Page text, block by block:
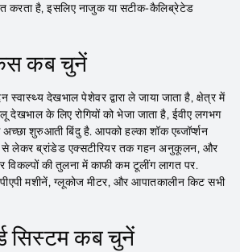
करता है, इसलिए नाजुक या सटीक-कैलिब्रेटेड
कब चुनें
देखभाल पेशेवर द्वारा ले जाया जाता है, क्षेत्र में
देखभाल के लिए रोगियों को भेजा जाता है, ईवीए लगभग
शुरुआती बिंदु है. आपको हल्का शॉक एब्जॉर्प्शन
से लेकर ब्रांडेड एक्सटीरियर तक गहन अनुकूलन, और
विकल्पों की तुलना में काफी कम टूलींग लागत पर.
मशीनें, ग्लूकोज मीटर, और आपातकालीन किट सभी
सिस्टम कब चुनें